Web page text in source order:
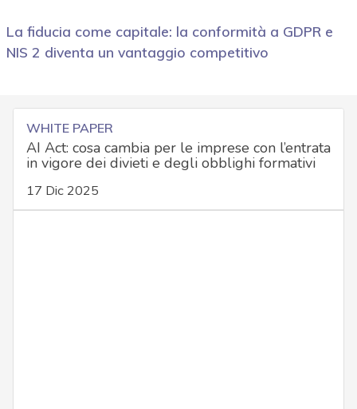
La fiducia come capitale: la conformità a GDPR e
NIS 2 diventa un vantaggio competitivo
WHITE PAPER
AI Act: cosa cambia per le imprese con l’entrata
in vigore dei divieti e degli obblighi formativi
17 Dic 2025